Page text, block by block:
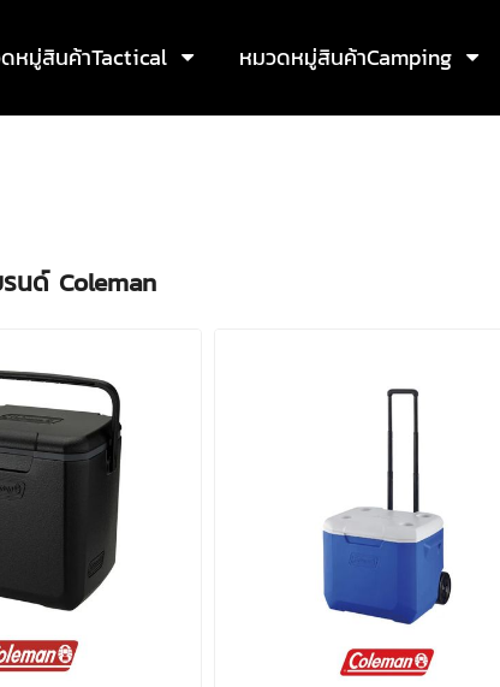
หมู่สินค้าTactical หมวดหมู่สินค้าCamping
นด์ Coleman